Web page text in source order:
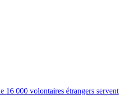
16 000 volontaires étrangers servent